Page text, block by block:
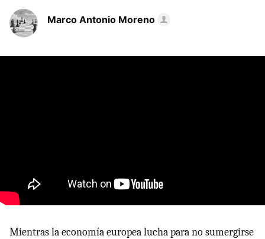
Marco Antonio Moreno
Mientras la economía europea lucha para no sumergirse